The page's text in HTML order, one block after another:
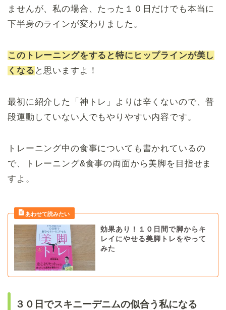
ませんが、私の場合、たった１０日だけでも本当に
下半身のラインが変わりました。
このトレーニングをすると特にヒップラインが美し
くなる と思いますよ！
最初に紹介した「神トレ」よりは辛くないので、普
段運動していない人でもやりやすい内容です。
トレーニング中の食事についても書かれているの
で、トレーニング&食事の両面から美脚を目指せま
すよ。
効果あり！１０日間で脚からキ
レイにやせる美脚トレをやって
みた
３０日でスキニーデニムの似合う私になる